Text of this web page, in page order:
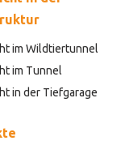
im Wildtiertunnel
im Tunnel
in der Tiefgarage